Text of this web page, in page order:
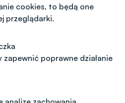
z polskim
Łódzkiej
A13, (dodatkowe
22)
cookies, to będą one
przeglądarki.
poprawne działanie